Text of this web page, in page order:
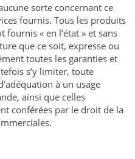
sorte concernant ce
fournis. Tous les produits
fournis « en l’état » et sans
que ce soit, expresse ou
toutes les garanties et
s’y limiter, toute
à un usage
ainsi que celles
conférées par le droit de la